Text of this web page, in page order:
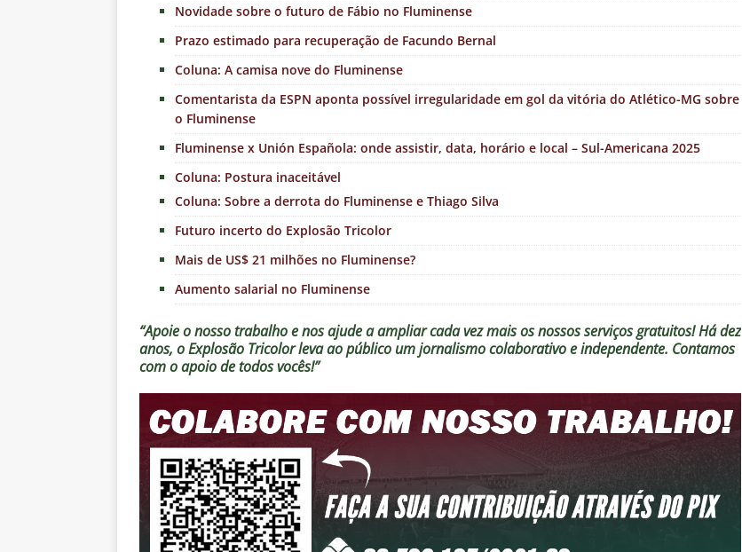
Novidade sobre o futuro de Fábio no Fluminense
Prazo estimado para recuperação de Facundo Bernal
Coluna: A camisa nove do Fluminense
Comentarista da ESPN aponta possível irregularidade em gol da vitória do Atlético-MG sobre
o Fluminense
Fluminense x Unión Española: onde assistir, data, horário e local – Sul-Americana 2025
Coluna: Postura inaceitável
Coluna: Sobre a derrota do Fluminense e Thiago Silva
Futuro incerto do Explosão Tricolor
Mais de US$ 21 milhões no Fluminense?
Aumento salarial no Fluminense
“Apoie o nosso trabalho e nos ajude a ampliar cada vez mais os nossos serviços gratuitos!Há dez
anos, o Explosão Tricolor leva ao público um jornalismo colaborativo e independente. Contamos
com o apoio de todos vocês!”